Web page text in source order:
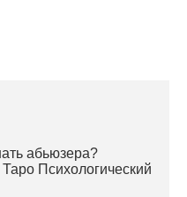
абьюзера?
Психологический